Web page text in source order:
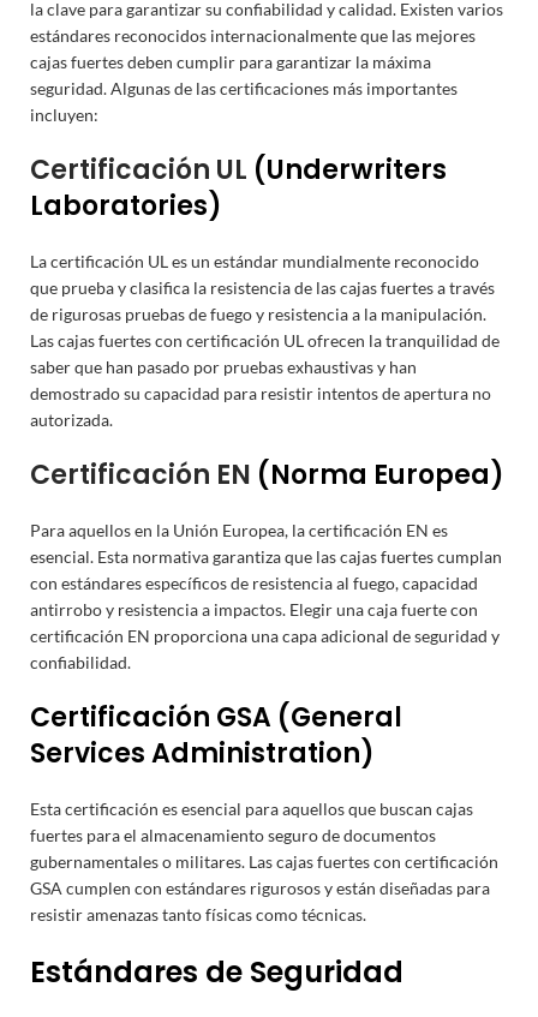
la clave para garantizar su confiabilidad y calidad. Existen varios
estándares reconocidos internacionalmente que las mejores
cajas fuertes deben cumplir para garantizar la máxima
seguridad. Algunas de las certificaciones más importantes
incluyen:
Certificación UL (Underwriters
Laboratories)
La certificación UL es un estándar mundialmente reconocido
que prueba y clasifica la resistencia de las cajas fuertes a través
de rigurosas pruebas de fuego y resistencia a la manipulación.
Las cajas fuertes con certificación UL ofrecen la tranquilidad de
saber que han pasado por pruebas exhaustivas y han
demostrado su capacidad para resistir intentos de apertura no
autorizada.
Certificación EN (Norma Europea)
Para aquellos en la Unión Europea, la certificación EN es
esencial. Esta normativa garantiza que las cajas fuertes cumplan
con estándares específicos de resistencia al fuego, capacidad
antirrobo y resistencia a impactos. Elegir una caja fuerte con
certificación EN proporciona una capa adicional de seguridad y
confiabilidad.
Certificación GSA (General
Services Administration)
Esta certificación es esencial para aquellos que buscan cajas
fuertes para el almacenamiento seguro de documentos
gubernamentales o militares. Las cajas fuertes con certificación
GSA cumplen con estándares rigurosos y están diseñadas para
resistir amenazas tanto físicas como técnicas.
Estándares de Seguridad